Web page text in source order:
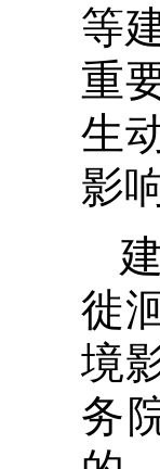
等
重
生
影
徙
境
务